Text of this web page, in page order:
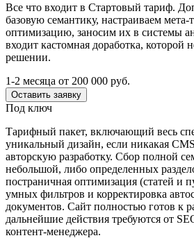
Все что входит в Стартовый тариф.
базовую семантику, настраиваем
оптимизацию, заносим их в системы
входит кастомная доработка, которой
решении.
1-2 месяца от 200 000 руб.
Оставить заявку
Под ключ
Тарифный пакет, включающий весь
уникальный дизайн, если никакая
авторскую разработку. Сбор полной
небольшой, либо определенных
постраничная оптимизация (статей и
умных фильтров и корректировка
документов. Сайт полностью готов к
дальнейшие действия требуются от
контент-менеджера.